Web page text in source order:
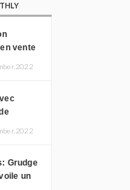
vente
Grudge
un